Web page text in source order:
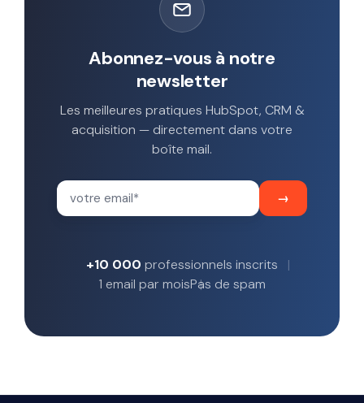
Abonnez-vous à notre
newsletter
Les meilleures pratiques HubSpot, CRM &
acquisition — directement dans votre
boîte mail.
+10 000 professionnels inscrits
1 email par moisPas de spam